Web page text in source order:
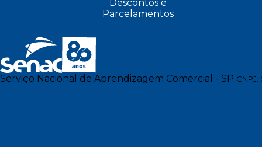
Descontos e
Parcelamentos
Serviço Nacional de Aprendizagem Comercial - SP